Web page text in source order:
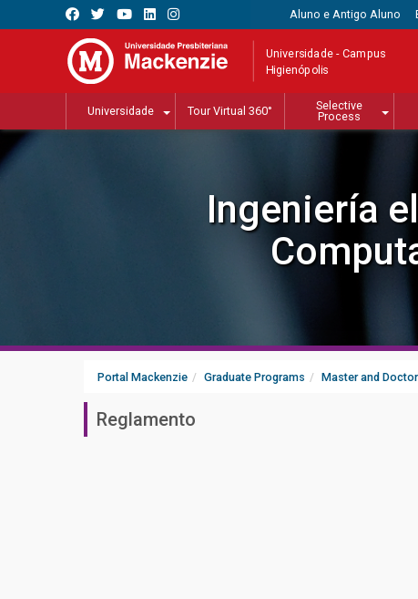
Aluno e Antigo Aluno
Universidade - Campus
Higienópolis
Universidade Tour Virtual 360°
Selective
Process
Ingeniería
Portal Mackenzie Graduate Programs Master and
Reglamento